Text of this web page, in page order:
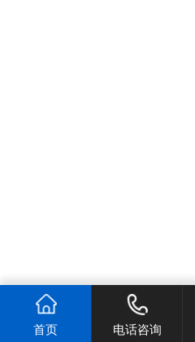
首页 电话咨询